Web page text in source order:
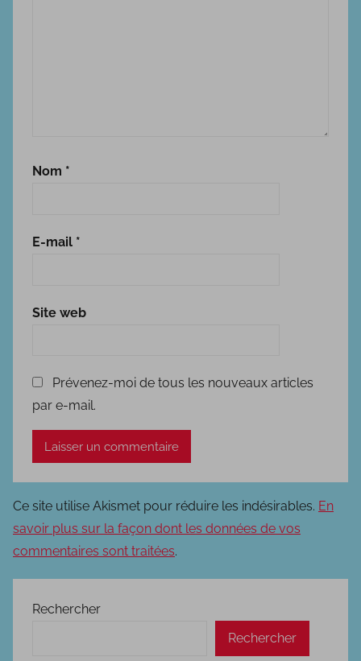
Nom *
E-mail *
Site web
Prévenez-moi de tous les nouveaux articles
par e-mail.
Ce site utilise Akismet pour réduire les indésirables. En
savoir plus sur la façon dont les données de vos
commentaires sont traitées.
Rechercher
Rechercher